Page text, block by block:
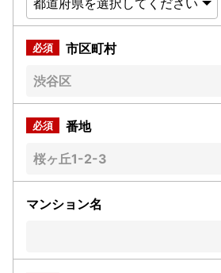
市区町村
番地
マンション名